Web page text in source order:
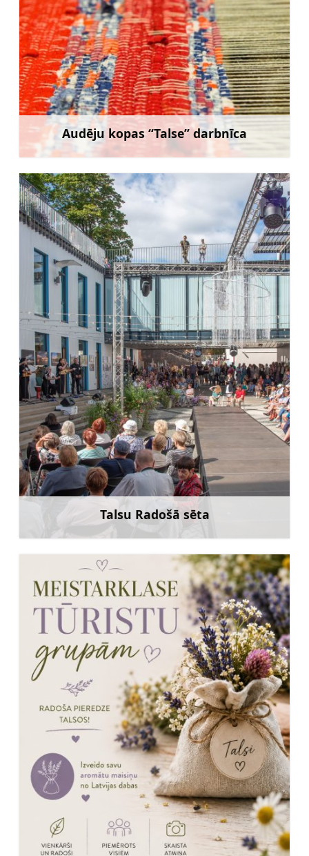
Audēju kopas “Talse” darbnīca
Uzzināt vairāk
Talsu Radošā sēta